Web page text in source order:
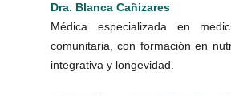
Dra. Blanca Cañizares
Médica especializada en
comunitaria, con formación en
integrativa y longevidad.